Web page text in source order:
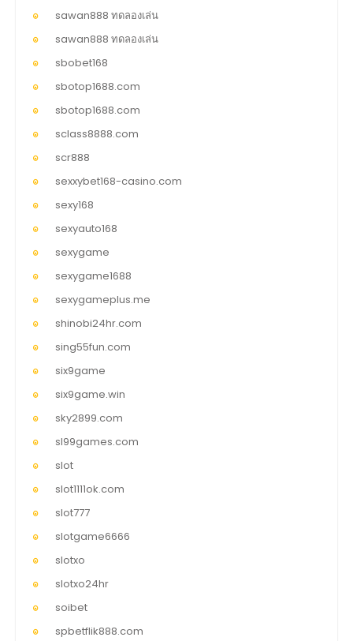
sawan888 ทดลองเล่น
sawan888 ทดลองเล่น
sbobet168
sbotop1688.com
sbotop1688.com
sclass8888.com
scr888
sexxybet168-casino.com
sexy168
sexyauto168
sexygame
sexygame1688
sexygameplus.me
shinobi24hr.com
sing55fun.com
six9game
six9game.win
sky2899.com
sl99games.com
slot
slot1111ok.com
slot777
slotgame6666
slotxo
slotxo24hr
soibet
spbetflik888.com